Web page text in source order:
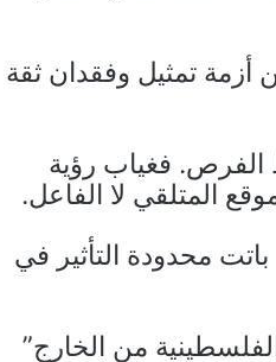
أزمة تمثيل وفقدان ثقة
الفرص. فغياب رؤية
المتلقي لا الفاعل.
محدودة التأثير في
من الخارج”